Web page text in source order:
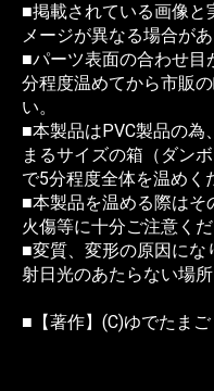
■掲載されている画像と
メージが異なる場合があ
■パーツ表面の合わせ目
分程度温めてから市販
い。
■本製品はPVC製品の為
まるサイズの箱（ダン
で5分程度全体を温めく
■本製品を温める際はそ
火傷等に十分ご注意くだ
■変質、変形の原因にな
射日光のあたらない場
■【著作】(C)ゆでたまご